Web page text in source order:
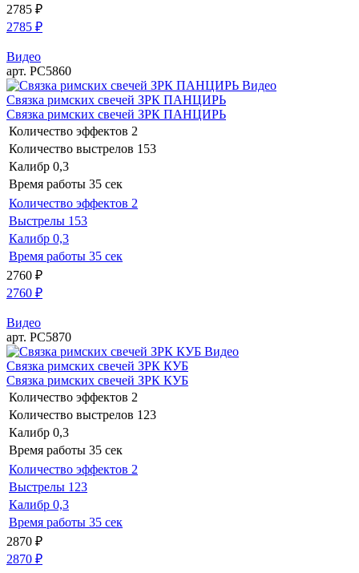
2785 ₽
2785 ₽
Видео
арт. РС5860
Видео
Связка римских свечей ЗРК ПАНЦИРЬ
Связка римских свечей ЗРК ПАНЦИРЬ
Количество эффектов 2
Количество выстрелов 153
Калибр 0,3
Время работы 35 сек
Количество эффектов 2
Выстрелы 153
Калибр 0,3
Время работы 35 сек
2760 ₽
2760 ₽
Видео
арт. РС5870
Видео
Связка римских свечей ЗРК КУБ
Связка римских свечей ЗРК КУБ
Количество эффектов 2
Количество выстрелов 123
Калибр 0,3
Время работы 35 сек
Количество эффектов 2
Выстрелы 123
Калибр 0,3
Время работы 35 сек
2870 ₽
2870 ₽